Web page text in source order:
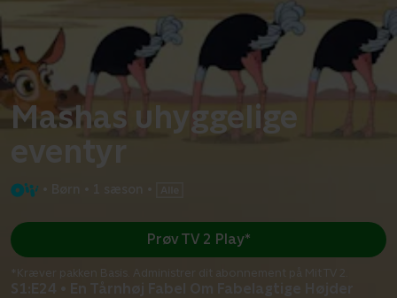
Mashas uhyggelige
eventyr
S1:E24 • En Tårnhøj Fabel Om Fabelagtige Højder
Prøv TV 2 Play*
*Kræver pakken Basis. Administrer dit abonnement på Mit TV 2.